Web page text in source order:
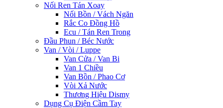
Nối Ren Tán Xoay
Nối Bồn / Vách Ngăn
Rắc Co Đồng Hồ
Ecu / Tán Ren Trong
Đầu Phun / Béc Nước
Van / Vòi / Luppe
Van Cửa / Van Bi
Van 1 Chiều
Van Bồn / Phao Cơ
Vòi Xả Nước
Thương Hiệu Dismy
Dụng Cụ Điện Cầm Tay